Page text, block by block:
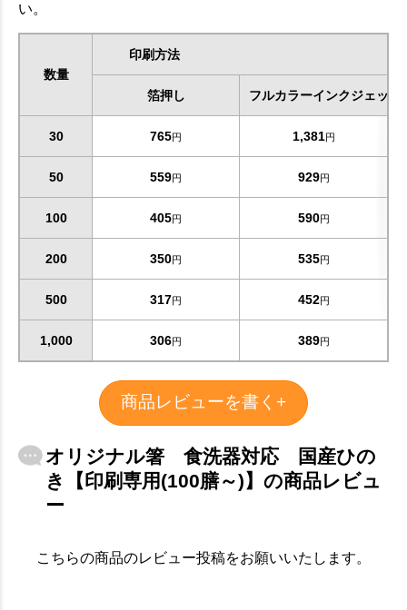
お買い物を続ける カートへ進む
い。
数量
印刷方法
箔押し フルカラーインクジェット
30 765円 1,381円
50 559円 929円
100 405円 590円
200 350円 535円
500 317円 452円
1,000 306円 389円
商品レビューを書く+
オリジナル箸 食洗器対応 国産ひの
き【印刷専用(100膳～)】の商品レビュ
ー
こちらの商品のレビュー投稿をお願いいたします。